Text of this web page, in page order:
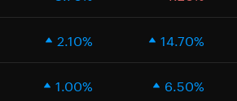
2.10% 14.70%
1.00% 6.50%